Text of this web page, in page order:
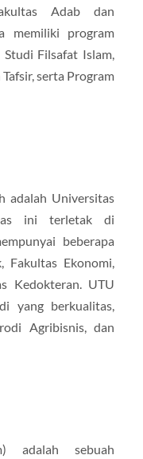
Adab dan
memiliki program
Filsafat Islam,
serta Program
adalah Universitas
ini terletak di
beberapa
Fakultas Ekonomi,
Kedokteran. UTU
yang berkualitas,
Agribisnis, dan
adalah sebuah